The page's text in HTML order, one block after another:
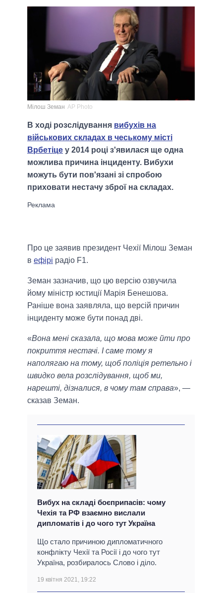
Мілош Земан AP Photo
В ході розслідування вибухів на
військових складах в чеському місті
Врбетіце у 2014 році з'явилася ще одна
можлива причина інциденту. Вибухи
можуть бути пов'язані зі спробою
приховати нестачу зброї на складах.
Про це заявив президент Чехії Мілош Земан
в ефірі радіо F1.
Земан зазначив, що цю версію озвучила
йому міністр юстиції Марія Бенешова.
Раніше вона заявляла, що версій причин
інциденту може бути понад дві.
«Вона мені сказала, що мова може йти про
покриття нестачі. І саме тому я
наполягаю на тому, щоб поліція ретельно і
швидко вела розслідування, щоб ми,
нарешті, дізналися, в чому там справа», —
сказав Земан.
Вибух на складі боєприпасів: чому
Чехія та РФ взаємно вислали
дипломатів і до чого тут Україна
Що стало причиною дипломатичного
конфлікту Чехії та Росії і до чого тут
Україна, розбиралось Слово і діло.
19 квітня 2021, 19:22